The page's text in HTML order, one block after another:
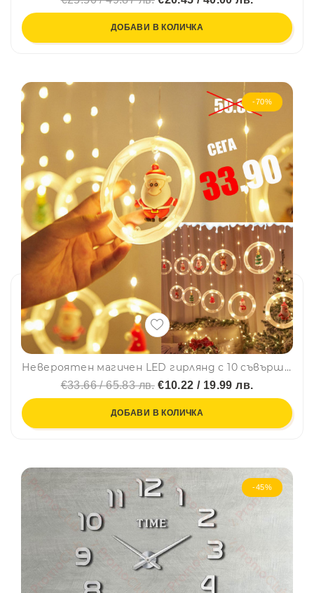
ДОБАВИ В КОЛИЧКА
-70%
Невероятен магичен LED гирлянд с 10 съвършени фигури за перфектната Коледна или Новогодишна украса, BF22
€33.66 / 65.83 лв.€10.22 / 19.99 лв.
ДОБАВИ В КОЛИЧКА
-45%